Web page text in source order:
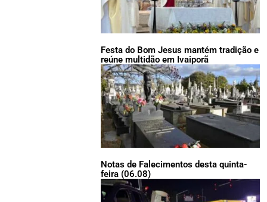
Festa do Bom Jesus mantém tradição e
reúne multidão em Ivaiporã
Notas de Falecimentos desta quinta-
feira (06.08)